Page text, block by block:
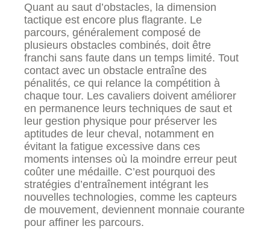
Quant au saut d’obstacles, la dimension
tactique est encore plus flagrante. Le
parcours, généralement composé de
plusieurs obstacles combinés, doit être
franchi sans faute dans un temps limité. Tout
contact avec un obstacle entraîne des
pénalités, ce qui relance la compétition à
chaque tour. Les cavaliers doivent améliorer
en permanence leurs techniques de saut et
leur gestion physique pour préserver les
aptitudes de leur cheval, notamment en
évitant la fatigue excessive dans ces
moments intenses où la moindre erreur peut
coûter une médaille. C’est pourquoi des
stratégies d’entraînement intégrant les
nouvelles technologies, comme les capteurs
de mouvement, deviennent monnaie courante
pour affiner les parcours.